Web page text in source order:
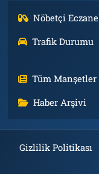
Nöbetçi
Trafik Durumu
Tüm Manşetler
Haber Arşivi
Gizlilik Politikası